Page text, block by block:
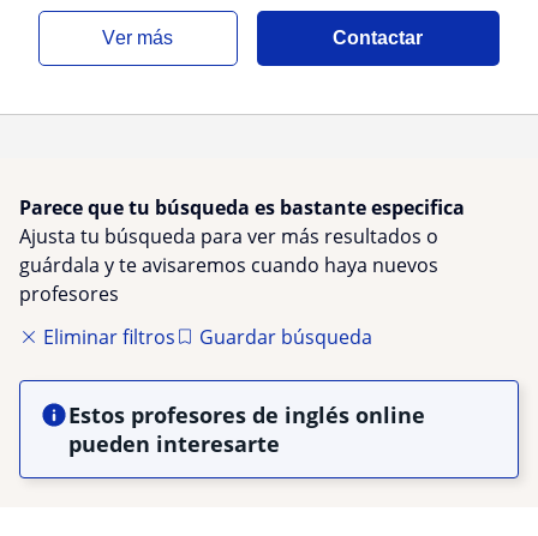
ver más Contactar
Parece que tu búsqueda es bastante especifica
Ajusta tu búsqueda para ver más resultados o
guárdala y te avisaremos cuando haya nuevos
profesores
Eliminar filtros
Guardar búsqueda
Estos profesores de inglés online
pueden interesarte